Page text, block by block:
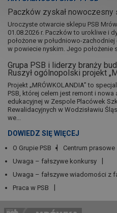
Paczków zyskał
Uroczyste otwarcie sklepu PSB
01.08.2026 r. Paczków to urokliwe i
położone w południowo-
w powiecie nyskim. Jego położenie
Grupa PSB i liderzy branży
Ruszył ogólnopolski projekt
Projekt „MRÓWKOLANDIA” to
PSB, której celem jest remont i
edukacyjnej w Zespole Placówek
Rewalidacyjnych w Wodzisławiu
we...
DOWIEDZ SIĘ WIĘCEJ
O Grupie PSB Centrum prasowe
Uwaga – fałszywe konkursy
Uwaga – fałszywe wiadomości z
Praca w PSB